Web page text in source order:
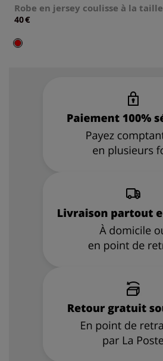
Robe en jersey coulisse à la taille
40€